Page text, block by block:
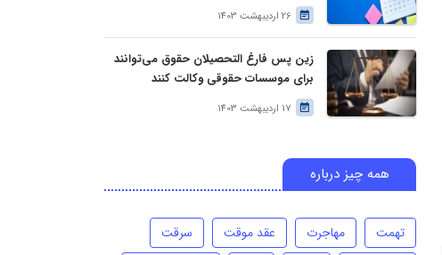
26 اردیبهشت 1403
زین پس فارغ التحصیلان حقوق می‌توانند
برای موسسات حقوقی وکالت کنند
17 اردیبهشت 1403
همه چیز درباره
تهمت مهاجرت عقد موقت
سرقت